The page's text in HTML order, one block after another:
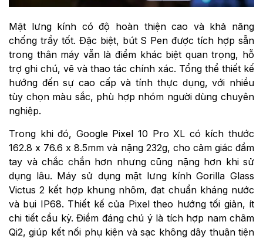
Mặt lưng kính có độ hoàn thiện cao và khả năng
chống trầy tốt. Đặc biệt, bút S Pen được tích hợp sẵn
trong thân máy vẫn là điểm khác biệt quan trọng, hỗ
trợ ghi chú, vẽ và thao tác chính xác. Tổng thể thiết kế
hướng đến sự cao cấp và tính thực dụng, với nhiều
tùy chọn màu sắc, phù hợp nhóm người dùng chuyên
nghiệp.
Trong khi đó, Google Pixel 10 Pro XL có kích thước
162.8 x 76.6 x 8.5mm và nặng 232g, cho cảm giác đầm
tay và chắc chắn hơn nhưng cũng nặng hơn khi sử
dụng lâu. Máy sử dụng mặt lưng kính Gorilla Glass
Victus 2 kết hợp khung nhôm, đạt chuẩn kháng nước
và bụi IP68. Thiết kế của Pixel theo hướng tối giản, ít
chi tiết cầu kỳ. Điểm đáng chú ý là tích hợp nam châm
Qi2, giúp kết nối phụ kiện và sạc không dây thuận tiện